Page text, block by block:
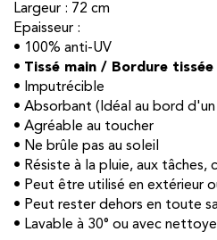
Largeur : 72 cm
Epaisseur :
• 100% anti-UV
• Tissé main / Bordure tissée
• Imputrécible
• Absorbant (Idéal au bord d'un
• Agréable au toucher
• Ne brûle pas au soleil
• Résiste à la pluie, aux tâches,
• Peut être utilisé en extérieur
• Peut rester dehors en toute
• Lavable à 30° ou avec